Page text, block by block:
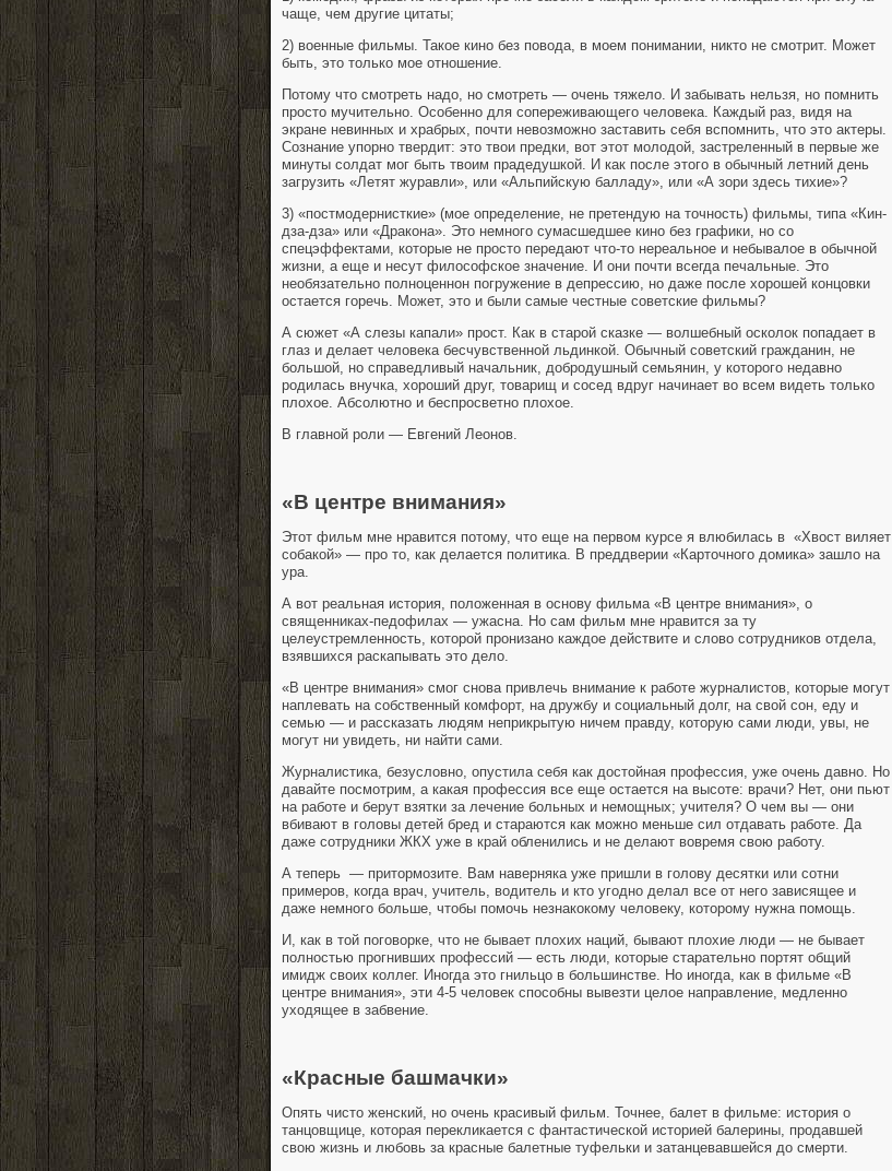
чаще, чем другие цитаты;
2) военные фильмы. Такое кино без повода, в моем понимании, никто не смотрит. Может
быть, это только мое отношение.
Потому что смотреть надо, но смотреть — очень тяжело. И забывать нельзя, но помнить
просто мучительно. Особенно для сопереживающего человека. Каждый раз, видя на
экране невинных и храбрых, почти невозможно заставить себя вспомнить, что это актеры.
Сознание упорно твердит: это твои предки, вот этот молодой, застреленный в первые же
минуты солдат мог быть твоим прадедушкой. И как после этого в обычный летний день
загрузить «Летят журавли», или «Альпийскую балладу», или «А зори здесь тихие»?
3) «постмодернисткие» (мое определение, не претендую на точность) фильмы, типа «Кин-
дза-дза» или «Дракона». Это немного сумасшедшее кино без графики, но со
спецэффектами, которые не просто передают что-то нереальное и небывалое в обычной
жизни, а еще и несут философское значение. И они почти всегда печальные. Это
необязательно полноценнон погружение в депрессию, но даже после хорошей концовки
остается горечь. Может, это и были самые честные советские фильмы?
А сюжет «А слезы капали» прост. Как в старой сказке — волшебный осколок попадает в
глаз и делает человека бесчувственной льдинкой. Обычный советский гражданин, не
большой, но справедливый начальник, добродушный семьянин, у которого недавно
родилась внучка, хороший друг, товарищ и сосед вдруг начинает во всем видеть только
плохое. Абсолютно и беспросветно плохое.
В главной роли — Евгений Леонов.
«В центре внимания»
Этот фильм мне нравится потому, что еще на первом курсе я влюбилась в «Хвост виляет
собакой» — про то, как делается политика. В преддверии «Карточного домика» зашло на
ура.
А вот реальная история, положенная в основу фильма «В центре внимания», о
священниках-педофилах — ужасна. Но сам фильм мне нравится за ту
целеустремленность, которой пронизано каждое действите и слово сотрудников отдела,
взявшихся раскапывать это дело.
«В центре внимания» смог снова привлечь внимание к работе журналистов, которые могут
наплевать на собственный комфорт, на дружбу и социальный долг, на свой сон, еду и
семью — и рассказать людям неприкрытую ничем правду, которую сами люди, увы, не
могут ни увидеть, ни найти сами.
Журналистика, безусловно, опустила себя как достойная профессия, уже очень давно. Но
давайте посмотрим, а какая профессия все еще остается на высоте: врачи? Нет, они пьют
на работе и берут взятки за лечение больных и немощных; учителя? О чем вы — они
вбивают в головы детей бред и стараются как можно меньше сил отдавать работе. Да
даже сотрудники ЖКХ уже в край обленились и не делают вовремя свою работу.
А теперь — притормозите. Вам наверняка уже пришли в голову десятки или сотни
примеров, когда врач, учитель, водитель и кто угодно делал все от него зависящее и
даже немного больше, чтобы помочь незнакокому человеку, которому нужна помощь.
И, как в той поговорке, что не бывает плохих наций, бывают плохие люди — не бывает
полностью прогнивших профессий — есть люди, которые старательно портят общий
имидж своих коллег. Иногда это гнильцо в большинстве. Но иногда, как в фильме «В
центре внимания», эти 4-5 человек способны вывезти целое направление, медленно
уходящее в забвение.
«Красные башмачки»
Опять чисто женский, но очень красивый фильм. Точнее, балет в фильме: история о
танцовщице, которая перекликается с фантастической историей балерины, продавшей
свою жизнь и любовь за красные балетные туфельки и затанцевавшейся до смерти.